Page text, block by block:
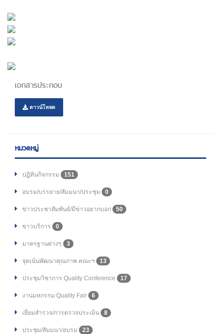
เอกสารประกอบ
ดาวน์โหลด
หมวดหมู่
ปฏิทินกิจกรรม 151
อบรม/บรรยาย/สัมมนา/ประชุม 0
ข่าวประชาสัมพันธ์/มีข่าวอยากบอก 50
ข่าวบริการ 0
มาตรฐานต่างๆ 3
จุดเน้นพัฒนาคุณภาพ คณะฯ 13
ประชุมวิชาการ Quality Conference 17
งานมหกรรม Quality Fair 6
เยี่ยมสำรวจ/การตรวจประเมิน 8
ประชุม/สัมมนา/อบรม 23